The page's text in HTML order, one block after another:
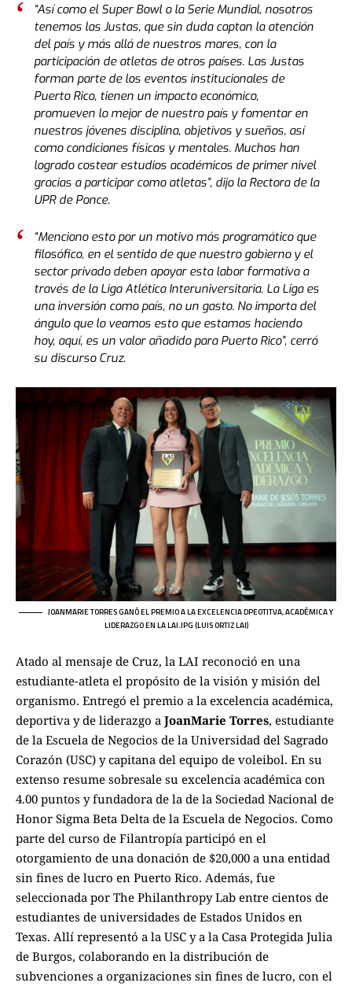
“Así como el Super Bowl o la Serie Mundial, nosotros
tenemos las Justas, que sin duda captan la atención
del país y más allá de nuestros mares, con la
participación de atletas de otros países. Las Justas
forman parte de los eventos institucionales de
Puerto Rico, tienen un impacto económico,
promueven lo mejor de nuestro país y fomentar en
nuestros jóvenes disciplina, objetivos y sueños, así
como condiciones físicas y mentales. Muchos han
logrado costear estudios académicos de primer nivel
gracias a participar como atletas”, dijo la Rectora de la
UPR de Ponce.
“Menciono esto por un motivo más programático que
filosófico, en el sentido de que nuestro gobierno y el
sector privado deben apoyar esta labor formativa a
través de la Liga Atlética Interuniversitaria. La Liga es
una inversión como país, no un gasto. No importa del
ángulo que lo veamos esto que estamos haciendo
hoy, aquí, es un valor añadido para Puerto Rico”, cerró
su discurso Cruz.
JOANMARIE TORRES GANÓ EL PREMIO A LA EXCELENCIA DPEOTITVA, ACADÉMICA Y
LIDERAZGO EN LA LAI.JPG (LUIS ORTIZ LAI)
Atado al mensaje de Cruz, la LAI reconoció en una
estudiante-atleta el propósito de la visión y misión del
organismo. Entregó el premio a la excelencia académica,
deportiva y de liderazgo a JoanMarie Torres, estudiante
de la Escuela de Negocios de la Universidad del Sagrado
Corazón (USC) y capitana del equipo de voleibol. En su
extenso resume sobresale su excelencia académica con
4.00 puntos y fundadora de la de la Sociedad Nacional de
Honor Sigma Beta Delta de la Escuela de Negocios. Como
parte del curso de Filantropía participó en el
otorgamiento de una donación de $20,000 a una entidad
sin fines de lucro en Puerto Rico. Además, fue
seleccionada por The Philanthropy Lab entre cientos de
estudiantes de universidades de Estados Unidos en
Texas. Allí representó a la USC y a la Casa Protegida Julia
de Burgos, colaborando en la distribución de
subvenciones a organizaciones sin fines de lucro, con el